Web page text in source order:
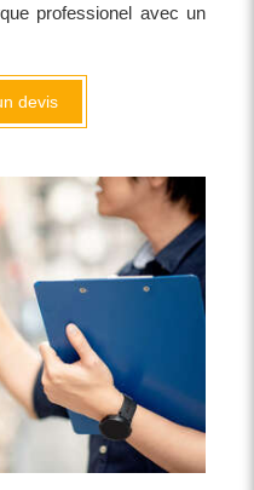
professionel avec un
devis